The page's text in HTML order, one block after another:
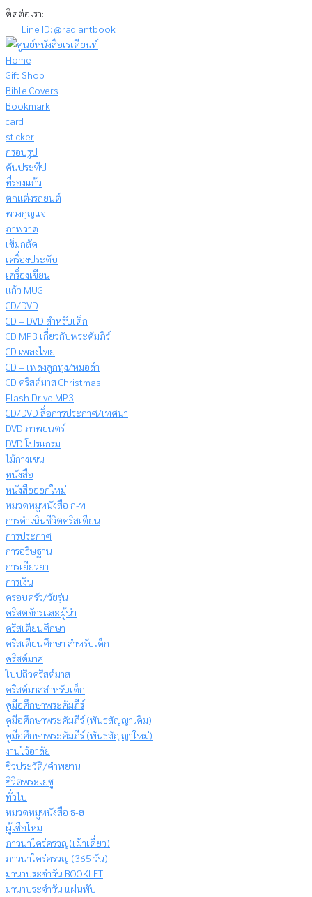
Skip
content
ติดต่อเรา:
Line ID: @radiantbook
Home
Gift Shop
Bible Covers
Bookmark
card
sticker
กรอบรูป
คันประทีป
ที่รองแก้ว
ตกแต่งรถยนต์
พวงกุญแจ
ภาพวาด
เข็มกลัด
เครื่องประดับ
เครื่องเขียน
แก้ว MUG
CD/DVD
CD – DVD สำหรับเด็ก
CD MP3 เกี่ยวกับพระคัมภีร์
CD เพลงไทย
CD – เพลงลูกทุ่ง/หมอลำ
CD คริสต์มาส Christmas
Flash Drive MP3
CD/DVD สื่อการประกาศ/เทศนา
DVD ภาพยนตร์
DVD โปรแกรม
ไม้กางเขน
หนังสือ
หนังสือออกใหม่
หมวดหมู่หนังสือ ก-ท
การดำเนินชีวิตคริสเตียน
การประกาศ
การอธิษฐาน
การเยียวยา
การเงิน
ครอบครัว/วัยรุ่น
คริสตจักรและผู้นำ
คริสเตียนศึกษา
คริสเตียนศึกษา สำหรับเด็ก
คริสต์มาส
ใบปลิวคริสต์มาส
คริสต์มาสสำหรับเด็ก
คู่มือศึกษาพระคัมภีร์
คู่มือศึกษาพระคัมภีร์ (พันธสัญญาเดิม)
คู่มือศึกษาพระคัมภีร์ (พันธสัญญาใหม่)
งานไว้อาลัย
ชีวประวัติ/คำพยาน
ชีวิตพระเยซู
ทั่วไป
หมวดหมู่หนังสือ ธ-ฮ
ผู้เชื่อใหม่
ภาวนาใคร่ครวญ(เฝ้าเดี่ยว)
ภาวนาใคร่ครวญ (365 วัน)
มานาประจำวัน BOOKLET
มานาประจำวัน แผ่นพับ